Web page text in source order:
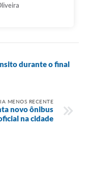
durante o final
MENOS RECENTE
novo ônibus
na cidade